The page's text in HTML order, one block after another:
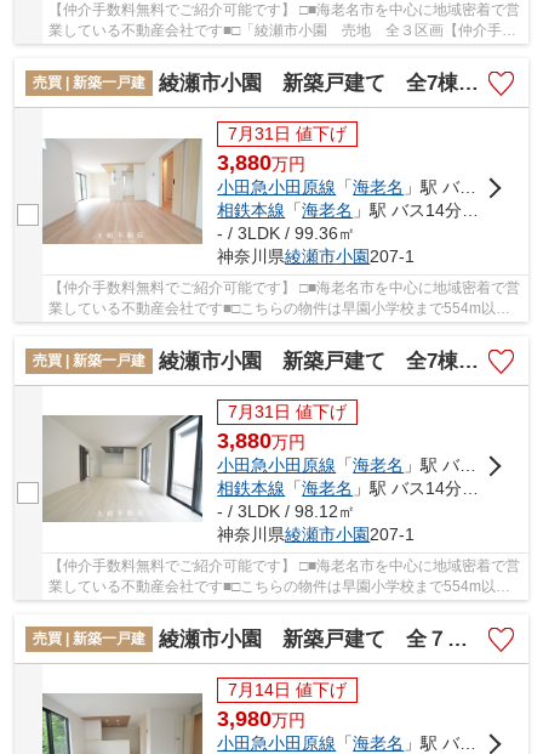
【仲介手数料無料でご紹介可能です】 □■海老名市を中心に地域密着で営
業している不動産会社です■□「綾瀬市小園 売地 全３区画【仲介手数
売買 | 新築一戸建
綾瀬市小園 新築戸建て 全7棟【仲介手数料無料】
7月31日 値下げ
3,880万円
小田急小田原線 「海老名 」駅 バス14分 「小園バザール前」 停歩2分
相鉄本線 「海老名 」駅 バス14分 「小園バザール前」 停歩2分
- / 3LDK / 99.36㎡
神奈川県綾瀬市小園207-1
【仲介手数料無料でご紹介可能です】 □■海老名市を中心に地域密着で営
業している不動産会社です■□こちらの物件は早園小学校まで554m以内
にあるのがポイントです。地盤が弱いと大惨事に...
売買 | 新築一戸建
綾瀬市小園 新築戸建て 全7棟【仲介手数料無料】
7月31日 値下げ
3,880万円
小田急小田原線 「海老名 」駅 バス14分 「小園バザール前」 停歩2分
相鉄本線 「海老名 」駅 バス14分 「小園バザール前」 停歩2分
- / 3LDK / 98.12㎡
神奈川県綾瀬市小園207-1
【仲介手数料無料でご紹介可能です】 □■海老名市を中心に地域密着で営
業している不動産会社です■□こちらの物件は早園小学校まで554m以内
にあるのがポイントです。地盤が弱いと大惨事に...
売買 | 新築一戸建
綾瀬市小園 新築戸建て 全７棟【仲介手数料無料】
7月14日 値下げ
3,980万円
小田急小田原線 「海老名 」駅 バス14分 「小園バザール前」 停歩2分